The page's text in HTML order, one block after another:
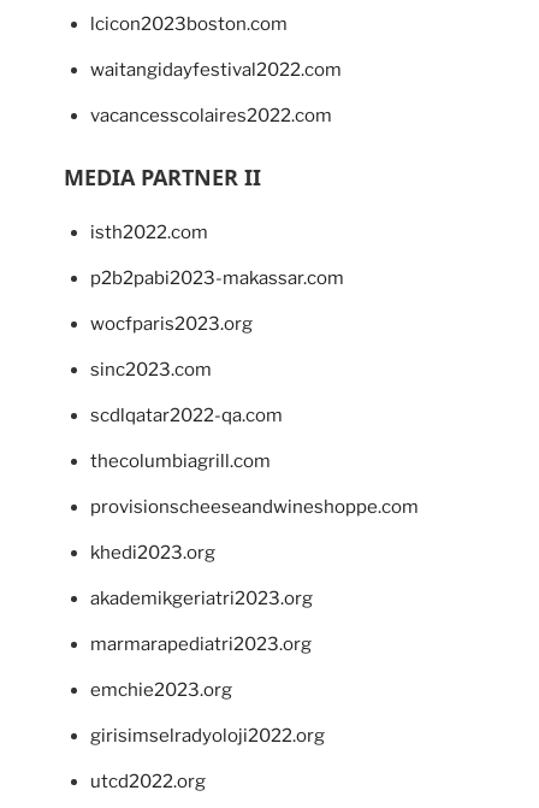
lcicon2023boston.com
waitangidayfestival2022.com
vacancesscolaires2022.com
MEDIA PARTNER II
isth2022.com
p2b2pabi2023-makassar.com
wocfparis2023.org
sinc2023.com
scdlqatar2022-qa.com
thecolumbiagrill.com
provisionscheeseandwineshoppe.com
khedi2023.org
akademikgeriatri2023.org
marmarapediatri2023.org
emchie2023.org
girisimselradyoloji2022.org
utcd2022.org